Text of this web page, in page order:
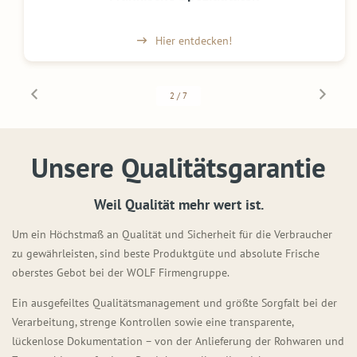
Hier entdecken!
2 /7
Unsere Qualitätsgarantie
Weil Qualität mehr wert ist.
Um ein Höchstmaß an Qualität und Sicherheit für die Verbraucher
zu gewährleisten, sind beste Produktgüte und absolute Frische
oberstes Gebot bei der WOLF Firmengruppe.
Ein ausgefeiltes Qualitätsmanagement und größte Sorgfalt bei der
Verarbeitung, strenge Kontrollen sowie eine transparente,
lückenlose Dokumentation – von der Anlieferung der Rohwaren und